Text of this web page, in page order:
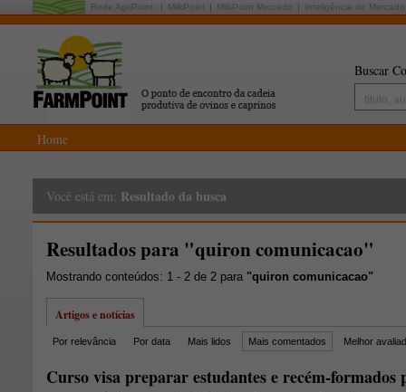
Rede AgriPoint: MilkPoint MilkPoint Mercado Inteligência de Mercado
Buscar
Home
Você está em: Resultado da busca
Resultados para "quiron comunicacao"
Mostrando conteúdos: 1 - 2 de 2 para "quiron comunicacao"
Artigos e notícias
Por relevância Por data Mais lidos Mais comentados Melhor
Curso visa preparar estudantes e recém-formados